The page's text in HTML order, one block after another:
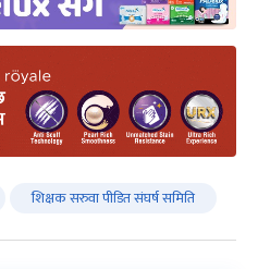
शिक्षक सरुवा पीडित संघर्ष समिति